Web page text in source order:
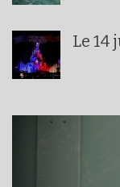
Le 14